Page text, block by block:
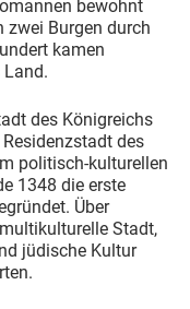
bewohnt
zwei Burgen durch
kamen
des Königreichs
des
politisch-kulturellen
1348 die erste
Über
Stadt,
jüdische Kultur